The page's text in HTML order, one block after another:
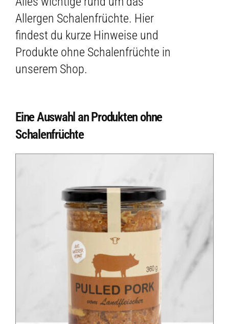
Allergen Schalenfrüchte. Hier
findest du kurze Hinweise und
Produkte ohne Schalenfrüchte in
unserem Shop.
Eine Auswahl an Produkten ohne
Schalenfrüchte